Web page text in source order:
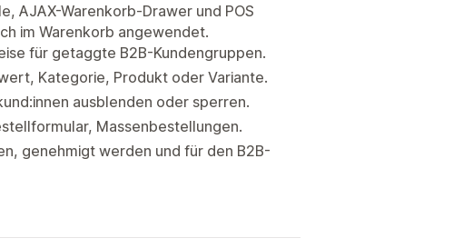
AJAX-Warenkorb-Drawer und POS
im Warenkorb angewendet.
für getaggte B2B-Kundengruppen.
Kategorie, Produkt oder Variante.
ausblenden oder sperren.
Massenbestellungen.
genehmigt werden und für den B2B-